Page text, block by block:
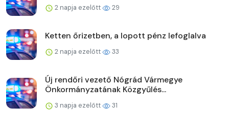
2 napja ezelőtt 29
Ketten őrizetben, a lopott pénz lefoglalva
2 napja ezelőtt 33
Új rendőri vezető Nógrád Vármegye
Önkormányzatának Közgyűlés...
3 napja ezelőtt 31